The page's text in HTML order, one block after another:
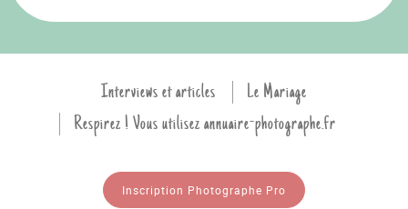
Interviews et articles
Le Mariage
Respirez ! Vous utilisez annuaire-photographe.fr
Inscription Photographe Pro